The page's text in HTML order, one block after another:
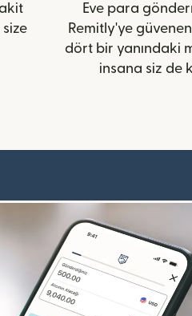
Eve para
Remitly'ye
dört bir yanındaki
insana siz de